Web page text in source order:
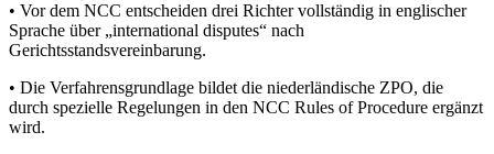
• Vor dem NCC entscheiden drei Richter vollständig in englischer
Sprache über „international disputes“ nach
Gerichtsstandsvereinbarung.
• Die Verfahrensgrundlage bildet die niederländische ZPO, die
durch spezielle Regelungen in den NCC Rules of Procedure ergänzt
wird.